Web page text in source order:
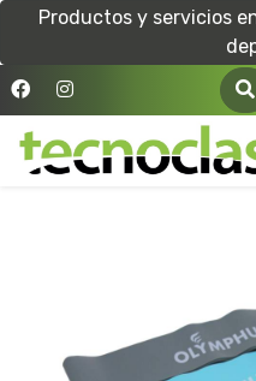
Productos y servicios